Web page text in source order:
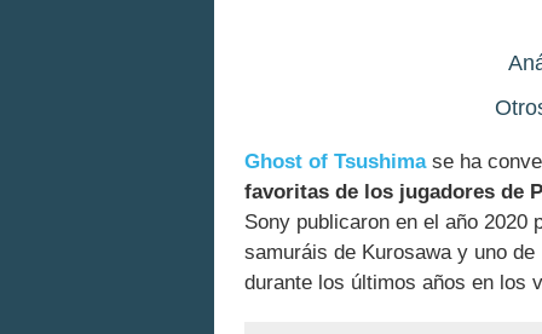
Ghost of Tsushimase ha
favoritas de los jugadores de
Sony publicaron en el año 2020
samuráis de Kurosawa y uno
durante los últimos años en los